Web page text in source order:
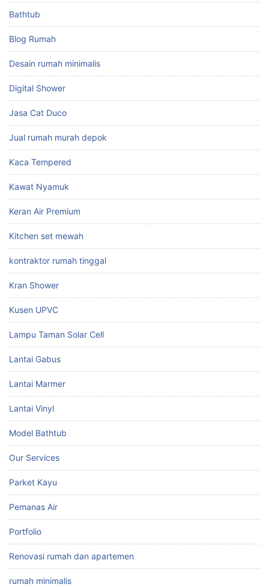
Bathtub
Blog Rumah
Desain rumah minimalis
Digital Shower
Jasa Cat Duco
Jual rumah murah depok
Kaca Tempered
Kawat Nyamuk
Keran Air Premium
Kitchen set mewah
kontraktor rumah tinggal
Kran Shower
Kusen UPVC
Lampu Taman Solar Cell
Lantai Gabus
Lantai Marmer
Lantai Vinyl
Model Bathtub
Our Services
Parket Kayu
Pemanas Air
Portfolio
Renovasi rumah dan apartemen
rumah minimalis